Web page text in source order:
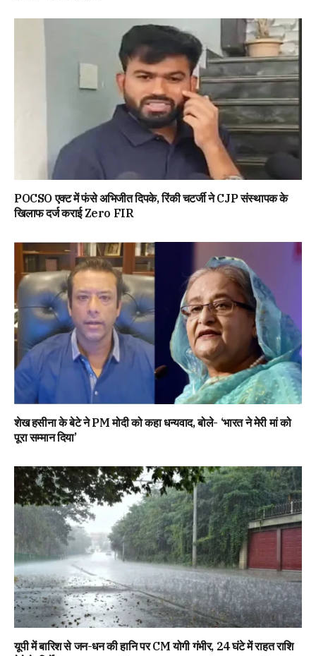
POCSO एक्ट में फंसे अभिजीत दिपके, रिंकी चटर्जी ने CJP संस्थापक के
खिलाफ दर्ज कराई Zero FIR
शेख हसीना के बेटे ने PM मोदी को कहा धन्यवाद, बोले- ‘भारत ने मेरी मां को
पूरा सम्मान दिया’
यूपी में बारिश से जन-धन की हानि पर CM योगी गंभीर, 24 घंटे में राहत राशि